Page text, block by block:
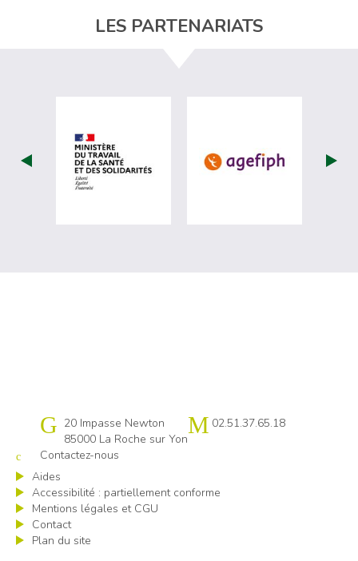
LES PARTENARIATS
visiter les site de Ministère du travail
visiter les
Cap emploi 85
20 Impasse Newton
85000 La Roche sur Yon
02.51.37.65.18
Contactez-nous
Aides
Accessibilité : partiellement conforme
Mentions légales et CGU
Contact
Plan du site